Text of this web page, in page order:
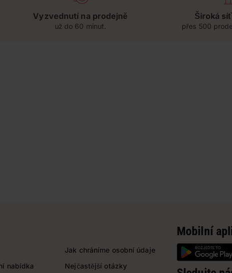
Vyzvednutí na prodejně
už do 60 minut.
Široká
přes 500
nabídka
Jak chráníme osobní údaje
Nejčastější otázky
Mobilní